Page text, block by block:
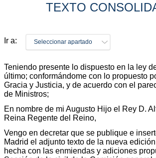
TEXTO
Ir a: Seleccionar apartado
Teniendo presente lo dispuesto en la ley
último; conformándome con lo propuesto
Gracia y Justicia, y de acuerdo con el
de Ministros;
En nombre de mi Augusto Hijo el Rey D.
Reina Regente del Reino,
Vengo en decretar que se publique e
Madrid el adjunto texto de la nueva
hecha con las enmiendas y adiciones